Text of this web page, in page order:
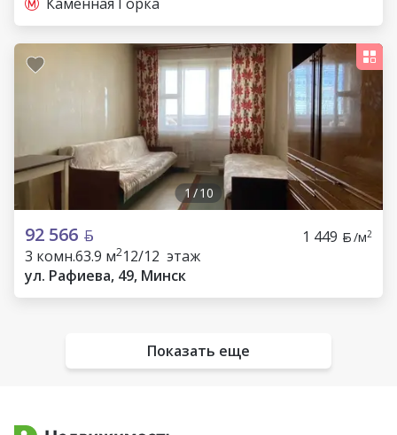
1 /10
92 566 1 449 /м2
3 комн.63.9 м212/12 этаж
ул. Рафиева, 49, Минск
Показать еще